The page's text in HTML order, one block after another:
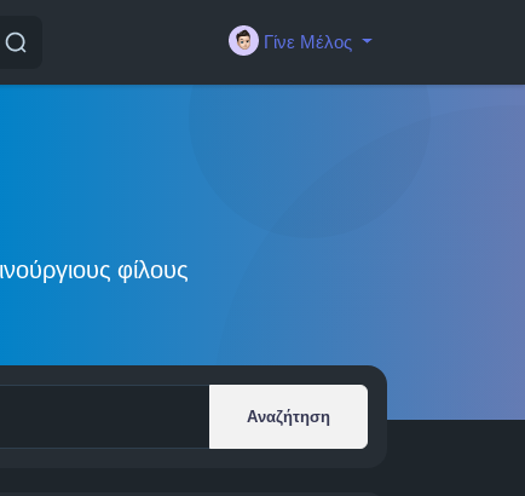
Γίνε Μέλος
φίλους
Αναζήτηση